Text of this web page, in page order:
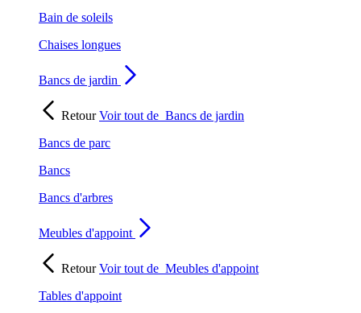
Bain de soleils
Chaises longues
Bancs de jardin
RetourVoir tout de Bancs de jardin
Bancs de parc
Bancs
Bancs d'arbres
Meubles d'appoint
RetourVoir tout de Meubles d'appoint
Tables d'appoint